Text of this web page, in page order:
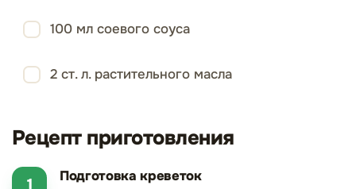
100 мл соевого соуса
2 ст. л. растительного масла
Рецепт приготовления
Подготовка креветок